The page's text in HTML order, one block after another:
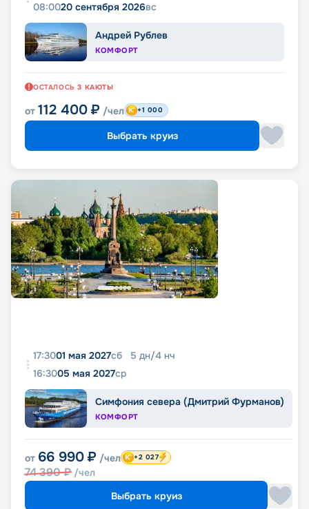
08:0020 сентября 2026вс
Андрей Рублев
КОМФОРТ
ОСТАЛОСЬ 3 КАЮТЫ
от 112 400 ₽ /чел +1 000
Выбрать круиз
17:3001 мая 2027сб 5 дн/4 нч
16:3005 мая 2027ср
Симфония севера (Дмитрий Фурманов)
КОМФОРТ
от 66 990 ₽ /чел
74 390₽ /чел
+2 027
Выбрать круиз